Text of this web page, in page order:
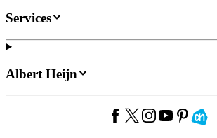
Services
Albert Heijn